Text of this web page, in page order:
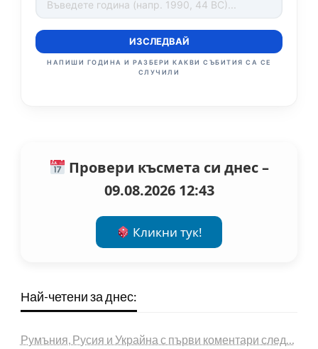
ИЗСЛЕДВАЙ
НАПИШИ ГОДИНА И РАЗБЕРИ КАКВИ СЪБИТИЯ СА СЕ
СЛУЧИЛИ
Провери късмета си днес –
09.08.2026 12:43
Кликни тук!
Най-четени за днес:
Румъния, Русия и Украйна с първи коментари след…